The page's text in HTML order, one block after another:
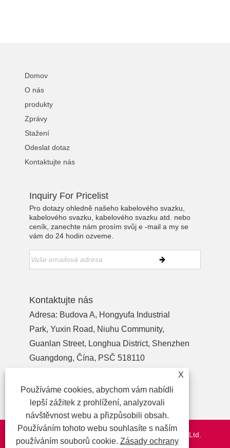
Domov
O nás
produkty
Zprávy
Stažení
Odeslat dotaz
Kontaktujte nás
Inquiry For Pricelist
Pro dotazy ohledně našeho kabelového svazku,
kabelového svazku, kabelového svazku atd. nebo
ceník, zanechte nám prosím svůj e -mail a my se
vám do 24 hodin ozveme.
Kontaktujte nás
Adresa: Budova A, Hongyufa Industrial
Park, Yuxin Road, Niuhu Community,
Guanlan Street, Longhua District, Shenzhen
Guangdong, Čína, PSČ 518110
Telefon:+86-13713718026
E-mailem:wzl@szydr.com
Copyright © 2021 Shenzhen YDR Connector Co.,Ltd.
X
Používáme cookies, abychom vám nabídli
lepší zážitek z prohlížení, analyzovali
návštěvnost webu a přizpůsobili obsah.
Používáním tohoto webu souhlasíte s naším
používáním souborů cookie. Zásady ochrany